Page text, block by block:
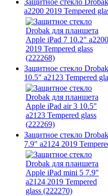
a2200 2019 Tempered
Защитное стекло
10.5" a2123 Tempered
Защитное стекло
7.9" a2124 2019